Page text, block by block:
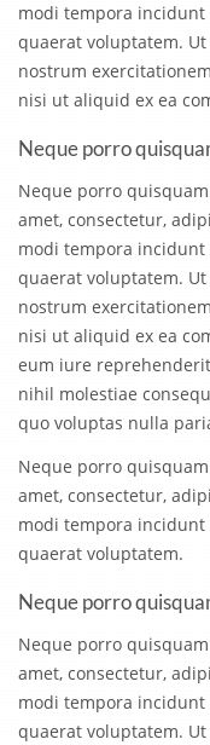
modi tempora
quaerat voluptatem.
nostrum
nisi ut aliquid ex ea
Neque porro
Neque porro
amet, consectetur,
modi tempora
quaerat voluptatem.
nostrum
nisi ut aliquid ex ea
eum iure
nihil molestiae
quo voluptas nulla
Neque porro
amet, consectetur,
modi tempora
quaerat voluptatem.
Neque porro
Neque porro
amet, consectetur,
modi tempora
quaerat voluptatem.